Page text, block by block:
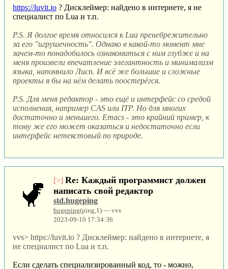
https://luvit.io ? Дисклеймер: найдено в интернете, я не
специалист по Lua и т.п.
P.S. Я долгое время относился к Lua пренебрежительно
за его "игрушечность". Однако в какой-то момент мне
зачем-то понадобилось ознакомиться с ним глубже и на
меня произвели впечатление элегантность и минимализм
языка, напомнило Лисп. И всё же большие и сложные
проекты я бы на нём делать поостерёгся.
P.S. Для меня редактор - это ещё и интерфейс со средой
исполнения, например CAS или ITP. Но для многих
достаточно и меньшего. Emacs - это крайний пример, к
тому же его может оказаться и недостаточно если
интерфейс нетекстовый по природе.
[>] Re: Каждый программист должен
написать свой редактор
std.hugeping
hugeping(ping,1) — vvs
2023-09-10 17:34:36
vvs> https://luvit.io ? Дисклеймер: найдено в интернете, я
не специалист по Lua и т.п.
Если сделать специализированный код, то - можно,